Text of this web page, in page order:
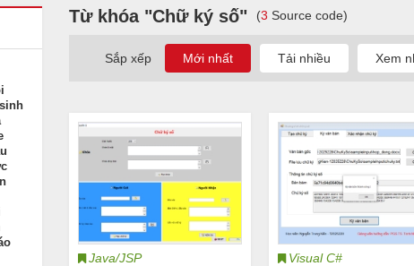
Từ khóa "Chữ ký số" (3 Source code)
Sắp xếp
Java/JSP
Visual C#